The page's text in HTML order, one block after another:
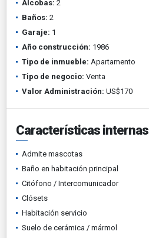
Alcobas: 2
Baños: 2
Garaje: 1
Año construcción: 1986
Tipo de inmueble: Apartamento
Tipo de negocio: Venta
Valor Administración: US$170
Características internas
Admite mascotas
Baño en habitación principal
Citófono / Intercomunicador
Clósets
Habitación servicio
Suelo de cerámica / mármol